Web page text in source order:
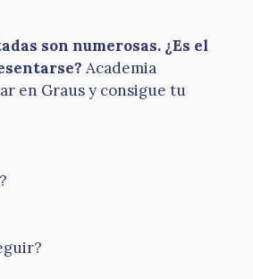
son numerosas. ¿Es el
Academia
en Graus y consigue tu